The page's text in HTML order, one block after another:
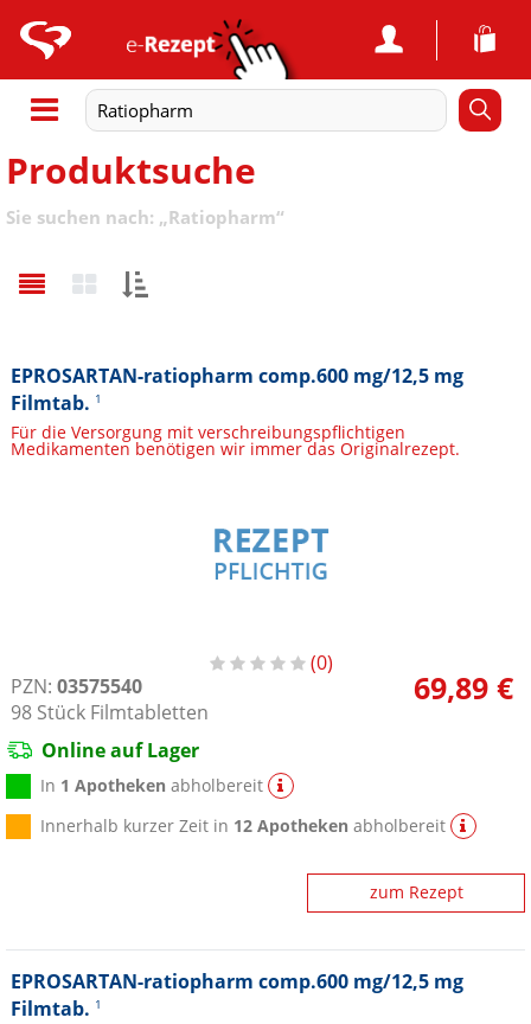
Produktsuche
Sie suchen nach: „Ratiopharm“
EPROSARTAN-ratiopharm comp.600 mg/12,5 mg
Filmtab. 1
Für die Versorgung mit verschreibungspflichtigen
Medikamenten benötigen wir immer das Originalrezept.
0
PZN: 03575540
98 Stück Filmtabletten
69,89 €
Online auf Lager
In 1 Apotheken abholbereit
Innerhalb kurzer Zeit in 12 Apotheken abholbereit
zum Rezept
EPROSARTAN-ratiopharm comp.600 mg/12,5 mg
Filmtab. 1